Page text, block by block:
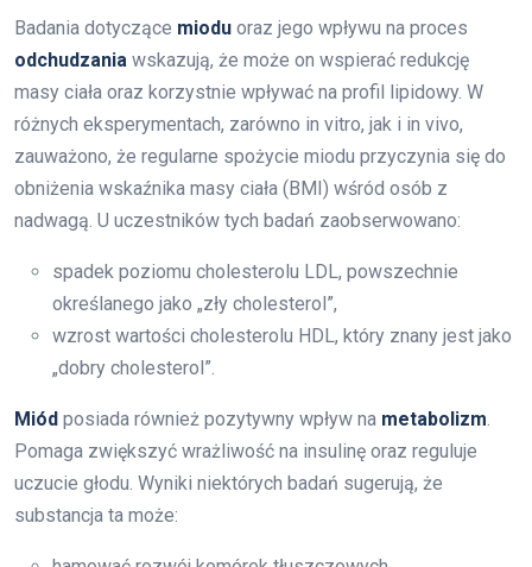
Badania dotyczące miodu oraz jego wpływu na proces
odchudzania wskazują, że może on wspierać redukcję
masy ciała oraz korzystnie wpływać na profil lipidowy. W
różnych eksperymentach, zarówno in vitro, jak i in vivo,
zauważono, że regularne spożycie miodu przyczynia się do
obniżenia wskaźnika masy ciała (BMI) wśród osób z
nadwagą. U uczestników tych badań zaobserwowano:
spadek poziomu cholesterolu LDL, powszechnie
określanego jako „zły cholesterol”,
wzrost wartości cholesterolu HDL, który znany jest jako
„dobry cholesterol”.
Miód posiada również pozytywny wpływ na metabolizm
Pomaga zwiększyć wrażliwość na insulinę oraz reguluje
uczucie głodu. Wyniki niektórych badań sugerują, że
substancja ta może: